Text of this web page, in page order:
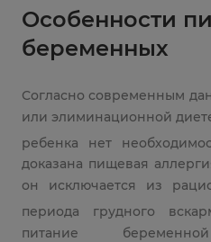
Особенности
беременных
Согласно современным
или элиминационной
ребенка нет
доказана пищевая
он исключается из
периода грудного
питание